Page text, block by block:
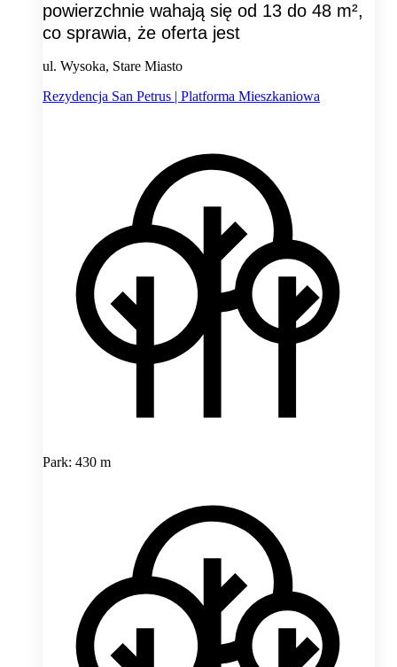
powierzchnie wahają się od 13 do 48 m²,
co sprawia, że oferta jest
ul. Wysoka, Stare Miasto
Rezydencja San Petrus | Platforma Mieszkaniowa
Park: 430 m